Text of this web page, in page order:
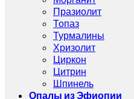
Празиолит
Топаз
Турмалины
Хризолит
Циркон
Цитрин
Шпинель
Опалы из Эфиопии